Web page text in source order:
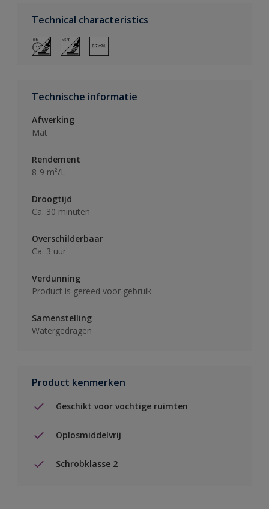
Technical characteristics
Technische informatie
Afwerking
Mat
Rendement
8-9 m²/L
Droogtijd
Ca. 30 minuten
Overschilderbaar
Ca. 3 uur
Verdunning
Product is gereed voor gebruik
Samenstelling
Watergedragen
Product kenmerken
Geschikt voor vochtige ruimten
Oplosmiddelvrij
Schrobklasse 2